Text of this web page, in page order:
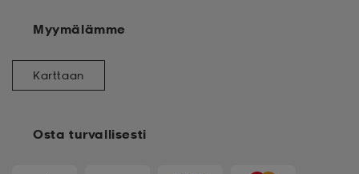
Osta turvallisesti
Myymälämme
Karttaan